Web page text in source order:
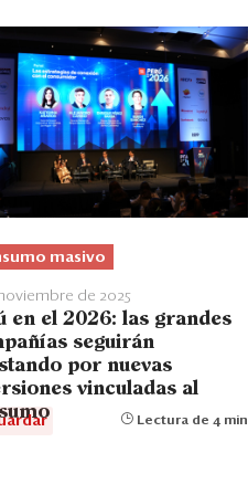
masivo
noviembre de 2025
en el 2026: las grandes
seguirán
por nuevas
vinculadas al
Lectura de 4 min